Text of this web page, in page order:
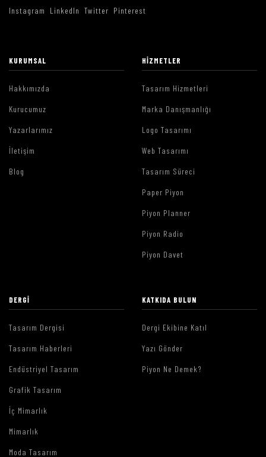
Instagram LinkedIn Twitter Pinterest
KURUMSAL
Hakkımızda
Kurucumuz
Yazarlarımız
İletişim
Blog
HIZMETLER
Tasarım Hizmetleri
Marka Danışmanlığı
Logo Tasarımı
Web Tasarımı
Tasarım Süreci
Paper Piyon
Piyon Planner
Piyon Radio
Piyon Davet
DERGI
Tasarım Dergisi
Tasarım Haberleri
Endüstriyel Tasarım
Grafik Tasarım
İç Mimarlık
Mimarlık
Moda Tasarım
KATKIDA BULUN
Dergi Ekibine Katıl
Yazı Gönder
Piyon Ne Demek?